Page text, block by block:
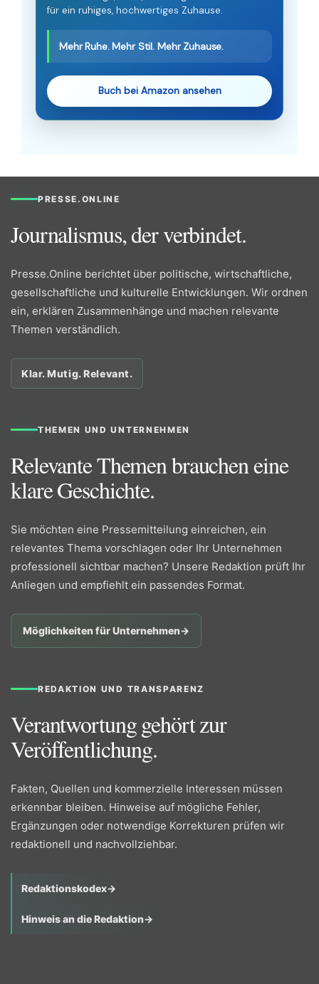
für ein ruhiges, hochwertiges Zuhause.
Mehr Ruhe. Mehr Stil. Mehr Zuhause.
Buch bei Amazon ansehen
PRESSE.ONLINE
Journalismus, der verbindet.
Presse.Online berichtet über politische, wirtschaftliche,
gesellschaftliche und kulturelle Entwicklungen. Wir ordnen
ein, erklären Zusammenhänge und machen relevante
Themen verständlich.
Klar. Mutig. Relevant.
THEMEN UND UNTERNEHMEN
Relevante Themen brauchen eine
klare Geschichte.
Sie möchten eine Pressemitteilung einreichen, ein
relevantes Thema vorschlagen oder Ihr Unternehmen
professionell sichtbar machen? Unsere Redaktion prüft Ihr
Anliegen und empfiehlt ein passendes Format.
Möglichkeiten für Unternehmen→
REDAKTION UND TRANSPARENZ
Verantwortung gehört zur
Veröffentlichung.
Fakten, Quellen und kommerzielle Interessen müssen
erkennbar bleiben. Hinweise auf mögliche Fehler,
Ergänzungen oder notwendige Korrekturen prüfen wir
redaktionell und nachvollziehbar.
Redaktionskodex→
Hinweis an die Redaktion→